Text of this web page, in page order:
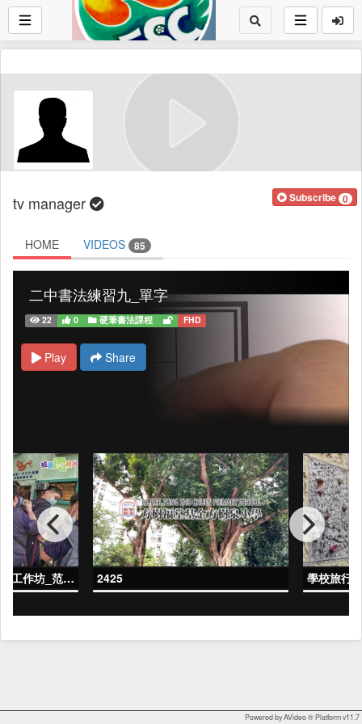
tv manager Subscribe 0
HOME VIDEOS 85
二中書法練習九_單字
22 0 硬筆書法課程 FHD
Play Share
2425 學校旅行-
常識參觀環保及生態保育工作坊_范_珊
Powered by AVideo ® Platform v11.7